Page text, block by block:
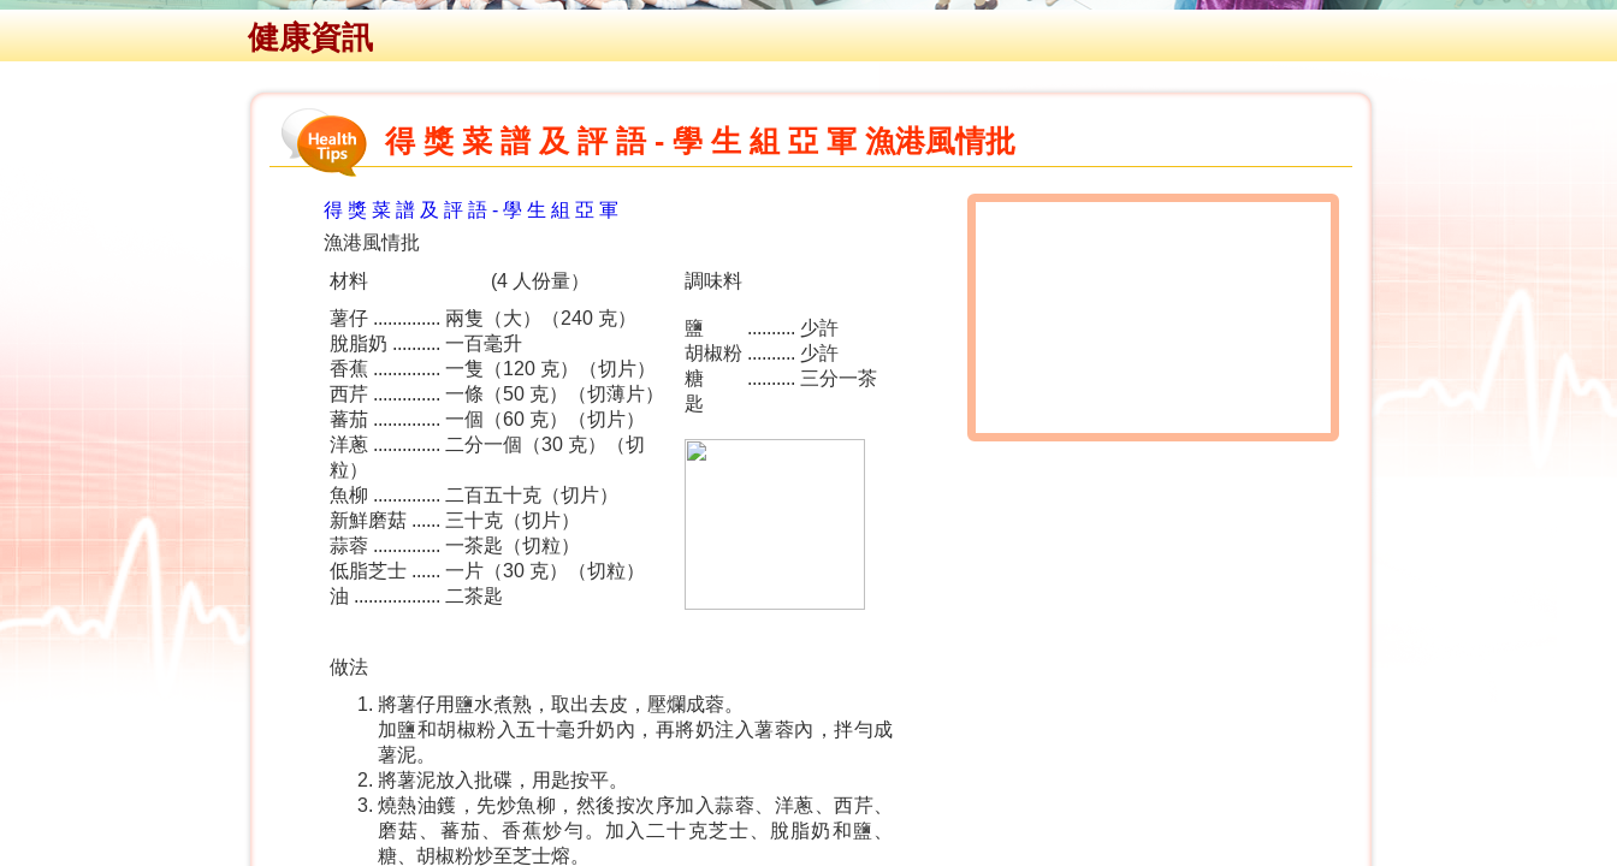
健康資訊
得 獎 菜 譜 及 評 語 - 學 生 組 亞 軍 漁港風情批
得 獎 菜 譜 及 評 語 - 學 生 組 亞 軍
漁港風情批
材料
(4 人份量）
調味料
薯仔 .............. 兩隻（大）（240 克）
脫脂奶 .......... 一百毫升
香蕉 .............. 一隻（120 克）（切片）
西芹 .............. 一條（50 克）（切薄片）
蕃茄 .............. 一個（60 克）（切片）
洋蔥 .............. 二分一個（30 克）（切
粒）
魚柳 .............. 二百五十克（切片）
新鮮磨菇 ...... 三十克（切片）
蒜蓉 .............. 一茶匙（切粒）
低脂芝士 ...... 一片（30 克）（切粒）
油 .................. 二茶匙
鹽 .......... 少許
胡椒粉 .......... 少許
糖 .......... 三分一茶
匙
做法
將薯仔用鹽水煮熟，取出去皮，壓爛成蓉。
加鹽和胡椒粉入五十毫升奶內，再將奶注入薯蓉內，拌勻成
薯泥。
將薯泥放入批碟，用匙按平。
燒熱油鑊，先炒魚柳，然後按次序加入蒜蓉、洋蔥、西芹、
磨菇、蕃茄、香蕉炒勻。加入二十克芝士、脫脂奶和鹽、
糖、胡椒粉炒至芝士熔。